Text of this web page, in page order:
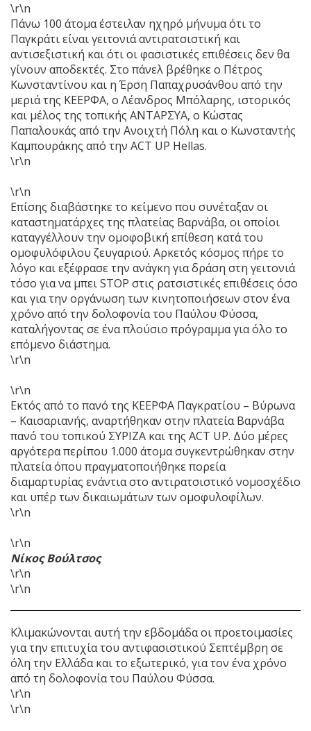
\r\n
Πάνω 100 άτομα έστειλαν ηχηρό μήνυμα ότι το
Παγκράτι είναι γειτονιά αντιρατσιστική και
αντισεξιστική και ότι οι φασιστικές επιθέσεις δεν θα
γίνουν αποδεκτές. Στο πάνελ βρέθηκε ο Πέτρος
Κωνσταντίνου και η Έρση Παπαχρυσάνθου από την
μεριά της ΚΕΕΡΦΑ, ο Λέανδρος Μπόλαρης, ιστορικός
και μέλος της τοπικής ΑΝΤΑΡΣΥΑ, ο Κώστας
Παπαλουκάς από την Ανοιχτή Πόλη και ο Κωνσταντής
Καμπουράκης από την ACT UP Hellas.
\r\n
\r\n
Επίσης διαβάστηκε το κείμενο που συνέταξαν οι
καταστηματάρχες της πλατείας Βαρνάβα, οι οποίοι
καταγγέλλουν την ομοφοβική επίθεση κατά του
ομοφυλόφιλου ζευγαριού. Αρκετός κόσμος πήρε το
λόγο και εξέφρασε την ανάγκη για δράση στη γειτονιά
τόσο για να μπει STOP στις ρατσιστικές επιθέσεις όσο
και για την οργάνωση των κινητοποιήσεων στον ένα
χρόνο από την δολοφονία του Παύλου Φύσσα,
καταλήγοντας σε ένα πλούσιο πρόγραμμα για όλο το
επόμενο διάστημα.
\r\n
\r\n
Εκτός από το πανό της ΚΕΕΡΦΑ Παγκρατίου – Βύρωνα
– Καισαριανής, αναρτήθηκαν στην πλατεία Βαρνάβα
πανό του τοπικού ΣΥΡΙΖΑ και της ACT UP. Δύο μέρες
αργότερα περίπου 1.000 άτομα συγκεντρώθηκαν στην
πλατεία όπου πραγματοποιήθηκε πορεία
διαμαρτυρίας ενάντια στο αντιρατσιστικό νομοσχέδιο
και υπέρ των δικαιωμάτων των ομοφυλοφίλων.
\r\n
\r\n
Νίκος Βούλτσος
\r\n
\r\n
Κλιμακώνονται αυτή την εβδομάδα οι προετοιμασίες
για την επιτυχία του αντιφασιστικού Σεπτέμβρη σε
όλη την Ελλάδα και το εξωτερικό, για τον ένα χρόνο
από τη δολοφονία του Παύλου Φύσσα.
\r\n
\r\n